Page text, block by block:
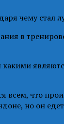
чему стал
в
всем, что
но он